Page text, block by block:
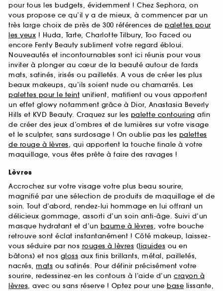
pour tous les budgets, évidemment ! Chez Sephora, on
vous propose ce qu’il y a de mieux, à commencer par un
très large choix de près de 300 références de palettes pour
les yeux ! Huda, Tarte, Charlotte Tilbury, Too Faced ou
encore Fenty Beauty subliment votre regard ébloui.
Nouveautés et incontournables sont ici réunis pour vous
inviter à plonger au cœur de la beauté autour de fards
mats, satinés, irisés ou pailletés. A vous de créer les plus
beaux makeups, qu’ils soient nude ou chamarrés. Les
palettes pour le teint unifient, matifient ou vous apportent
un effet glowy notamment grâce à Dior, Anastasia Beverly
Hills et KVD Beauty. Craquez sur les palette contouring afin
de créer des jeux d’ombres et de lumières sur votre visage
et le sculpter, sans surdosage ! On oublie pas les palettes
de rouge à lèvres, qui apportent la touche finale à votre
maquillage, vous êtes prête à faire des ravages !
Lèvres
Accrochez sur votre visage votre plus beau sourire,
magnifié par une sélection de produits de maquillage et de
soin. Tout d’abord, rendez-lui hommage en lui offrant un
délicieux gommage, assorti d’un soin anti-âge. Suivi d’un
masque hydratant et d’un baume à lèvres, votre bouche
retrouve sont éclat instantanément ! Côté makeup, laissez-
vous séduire par nos rouges à lèvres (liquides ou en
bâtons) et nos gloss aux finis brillants, métal, pailletés,
nacrés, mats ou satinés. Pour définir précisément votre
sourire, redessinez-en les contours à l’aide d’un crayon à
lèvres, avec ou sans réserve ! Optez pour une base lissante,